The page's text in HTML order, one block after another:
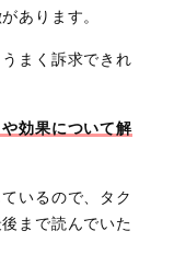
あります。
まく訴求できれ
効果について解
ているので、タク
まで読んでいた